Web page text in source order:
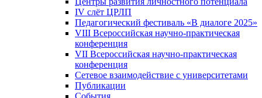
IV слёт ЦРЛП
Педагогический фестиваль «В диалоге 2025»
VIII Всероссийская научно-практическая
конференция
VII Всероссийская научно-практическая
конференция
Сетевое взаимодействие с университетами
Публикации
События